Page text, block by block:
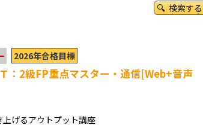
検索する
2026年合格目標
：2級FP重点マスター・通信[Web+音声
げるアウトプット講座